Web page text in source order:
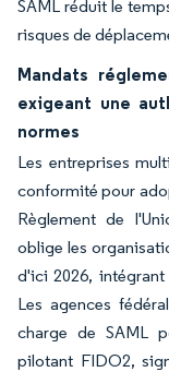
SAML réduit le
risques de
Mandats
exigeant une
normes
Les entreprises
conformité pour
Règlement de
oblige les
d'ici 2026,
Les agences
charge de SAML
pilotant FIDO2,